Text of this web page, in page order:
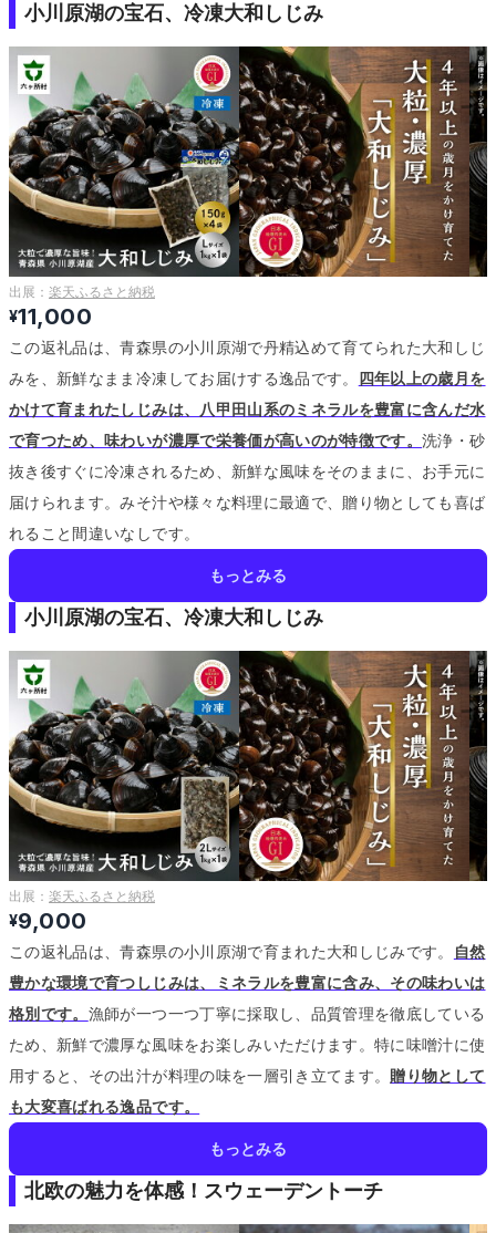
小川原湖の宝石、冷凍大和しじみ
出展： 楽天ふるさと納税
¥11,000
この返礼品は、青森県の小川原湖で丹精込めて育てられた大和しじ
みを、新鮮なまま冷凍してお届けする逸品です。 四年以上の歳月を
かけて育まれたしじみは、八甲田山系のミネラルを豊富に含んだ水
で育つため、味わいが濃厚で栄養価が高いのが特徴です。洗浄・砂
抜き後すぐに冷凍されるため、新鮮な風味をそのままに、お手元に
届けられます。みそ汁や様々な料理に最適で、贈り物としても喜ば
れること間違いなしです。
もっとみる
小川原湖の宝石、冷凍大和しじみ
出展： 楽天ふるさと納税
¥9,000
この返礼品は、青森県の小川原湖で育まれた大和しじみです。
自然
豊かな環境で育つしじみは、ミネラルを豊富に含み、その味わいは
格別です。 漁師が一つ一つ丁寧に採取し、品質管理を徹底している
ため、新鮮で濃厚な風味をお楽しみいただけます。特に味噌汁に使
用すると、その出汁が料理の味を一層引き立てます。 贈り物として
も大変喜ばれる逸品です。
もっとみる
北欧の魅力を体感！スウェーデントーチ